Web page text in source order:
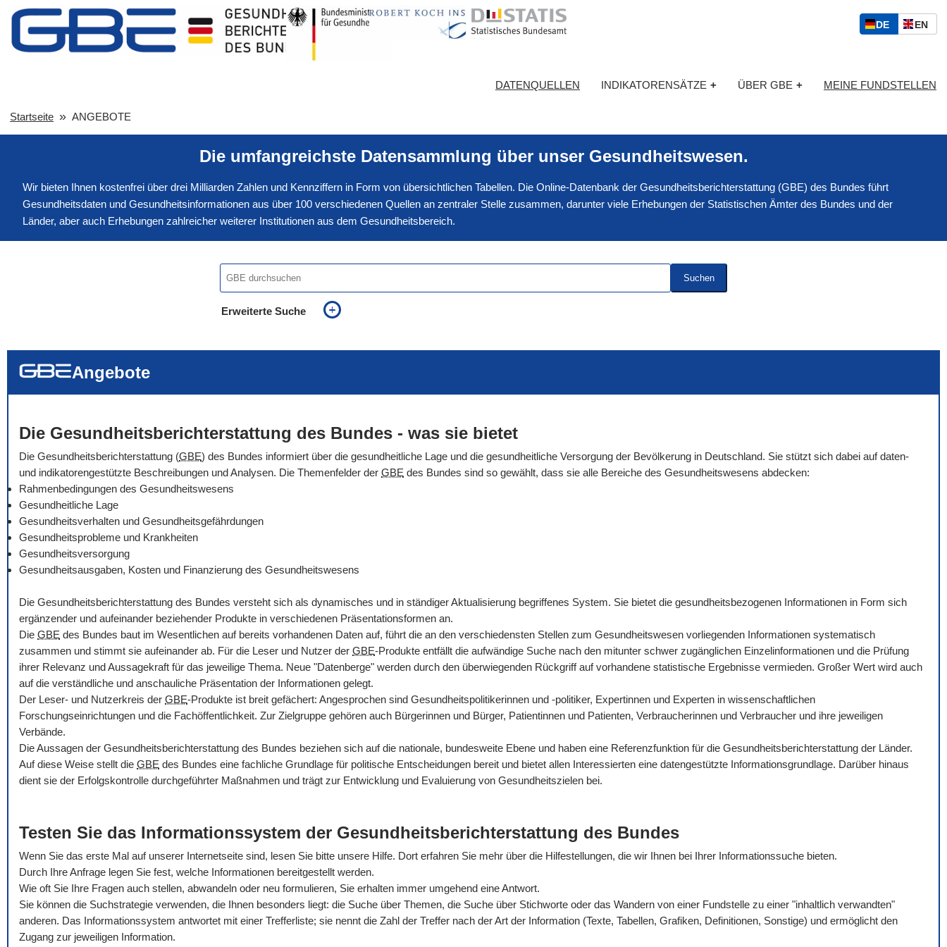
S
p
c
h
l
DED
S
ENE
I
H
DATENQUELLEN INDIKATORENSÄTZE + ÜBER GBE + MEINE FUNDSTELLEN
Startseite ANGEBOTE
Die umfangreichste Datensammlung über unser Gesundheitswesen.
Wir bieten Ihnen kostenfrei über drei Milliarden Zahlen und Kennziffern in Form von übersichtlichen Tabellen. Die Online-Datenbank der Gesundheitsberichterstattung (GBE) des Bundes führt
Gesundheitsdaten und Gesundheitsinformationen aus über 100 verschiedenen Quellen an zentraler Stelle zusammen, darunter viele Erhebungen der Statistischen Ämter des Bundes und der
Länder, aber auch Erhebungen zahlreicher weiterer Institutionen aus dem Gesundheitsbereich.
Suchen
Erweiterte Suche
Angebote
Die Gesundheitsberichterstattung des Bundes - was sie bietet
Die Gesundheitsberichterstattung (GBE) des Bundes informiert über die gesundheitliche Lage und die gesundheitliche Versorgung der Bevölkerung in Deutschland. Sie stützt sich dabei auf daten-
und indikatorengestützte Beschreibungen und Analysen. Die Themenfelder der GBE des Bundes sind so gewählt, dass sie alle Bereiche des Gesundheitswesens abdecken:
Rahmenbedingungen des Gesundheitswesens
Gesundheitliche Lage
Gesundheitsverhalten und Gesundheitsgefährdungen
Gesundheitsprobleme und Krankheiten
Gesundheitsversorgung
Gesundheitsausgaben, Kosten und Finanzierung des Gesundheitswesens
Die Gesundheitsberichterstattung des Bundes versteht sich als dynamisches und in ständiger Aktualisierung begriffenes System. Sie bietet die gesundheitsbezogenen Informationen in Form sich
ergänzender und aufeinander beziehender Produkte in verschiedenen Präsentationsformen an.
Die GBE des Bundes baut im Wesentlichen auf bereits vorhandenen Daten auf, führt die an den verschiedensten Stellen zum Gesundheitswesen vorliegenden Informationen systematisch
zusammen und stimmt sie aufeinander ab. Für die Leser und Nutzer der GBE-Produkte entfällt die aufwändige Suche nach den mitunter schwer zugänglichen Einzelinformationen und die Prüfung
ihrer Relevanz und Aussagekraft für das jeweilige Thema. Neue "Datenberge" werden durch den überwiegenden Rückgriff auf vorhandene statistische Ergebnisse vermieden. Großer Wert wird auch
auf die verständliche und anschauliche Präsentation der Informationen gelegt.
Der Leser- und Nutzerkreis der GBE-Produkte ist breit gefächert: Angesprochen sind Gesundheitspolitikerinnen und -politiker, Expertinnen und Experten in wissenschaftlichen
Forschungseinrichtungen und die Fachöffentlichkeit. Zur Zielgruppe gehören auch Bürgerinnen und Bürger, Patientinnen und Patienten, Verbraucherinnen und Verbraucher und ihre jeweiligen
Verbände.
Die Aussagen der Gesundheitsberichterstattung des Bundes beziehen sich auf die nationale, bundesweite Ebene und haben eine Referenzfunktion für die Gesundheitsberichterstattung der Länder.
Auf diese Weise stellt die GBE des Bundes eine fachliche Grundlage für politische Entscheidungen bereit und bietet allen Interessierten eine datengestützte Informationsgrundlage. Darüber hinaus
dient sie der Erfolgskontrolle durchgeführter Maßnahmen und trägt zur Entwicklung und Evaluierung von Gesundheitszielen bei.
Testen Sie das Informationssystem der Gesundheitsberichterstattung des Bundes
Wenn Sie das erste Mal auf unserer Internetseite sind, lesen Sie bitte unsere Hilfe. Dort erfahren Sie mehr über die Hilfestellungen, die wir Ihnen bei Ihrer Informationssuche bieten.
Durch Ihre Anfrage legen Sie fest, welche Informationen bereitgestellt werden.
Wie oft Sie Ihre Fragen auch stellen, abwandeln oder neu formulieren, Sie erhalten immer umgehend eine Antwort.
Sie können die Suchstrategie verwenden, die Ihnen besonders liegt: die Suche über Themen, die Suche über Stichworte oder das Wandern von einer Fundstelle zu einer "inhaltlich verwandten"
anderen. Das Informationssystem antwortet mit einer Trefferliste; sie nennt die Zahl der Treffer nach der Art der Information (Texte, Tabellen, Grafiken, Definitionen, Sonstige) und ermöglicht den
Zugang zur jeweiligen Information.